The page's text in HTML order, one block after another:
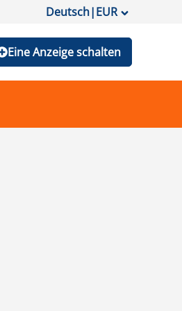
Deutsch|EUR
Eine Anzeige schalten